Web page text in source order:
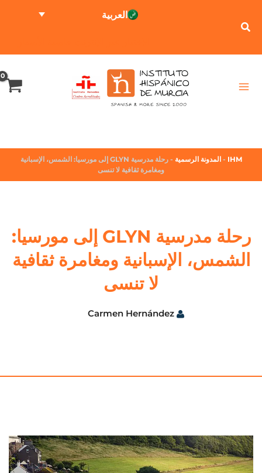
العربية
IHM
-المدونة الرسمية-
رحلة مدرسية GLYN إلى مورسيا: الشمس، الإسبانية
ومغامرة ثقافية لا تنسى
رحلة مدرسية GLYN إلى مورسيا:
الشمس، الإسبانية ومغامرة ثقافية
لا تنسى
Carmen Hernández